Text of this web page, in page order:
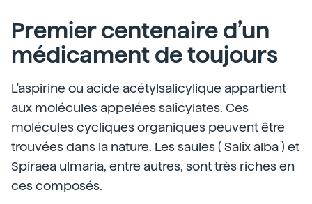
Premier centenaire d’un
médicament de toujours
L'aspirine ou acide acétylsalicylique appartient
aux molécules appelées salicylates. Ces
molécules cycliques organiques peuvent être
trouvées dans la nature. Les saules ( Salix alba ) et
Spiraea ulmaria, entre autres, sont très riches en
ces composés.